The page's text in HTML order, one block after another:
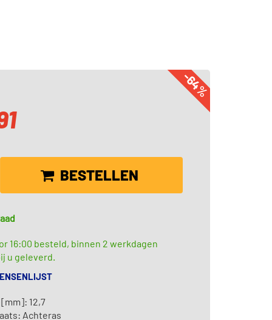
-64%
BESTELLEN
16:00 besteld, binnen 2 werkdagen
u geleverd.
12,7
Achteras